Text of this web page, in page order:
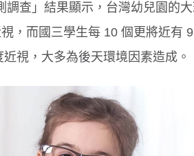
查」結果顯示，台灣幼兒園的
，而國三學生每 10 個更將近有
視，大多為後天環境因素造成。